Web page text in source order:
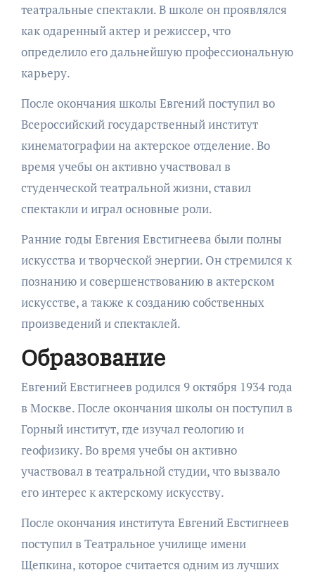
театральные спектакли. В школе он проявлялся
как одаренный актер и режиссер, что
определило его дальнейшую профессиональную
карьеру.
После окончания школы Евгений поступил во
Всероссийский государственный институт
кинематографии на актерское отделение. Во
время учебы он активно участвовал в
студенческой театральной жизни, ставил
спектакли и играл основные роли.
Ранние годы Евгения Евстигнеева были полны
искусства и творческой энергии. Он стремился к
познанию и совершенствованию в актерском
искусстве, а также к созданию собственных
произведений и спектаклей.
Образование
Евгений Евстигнеев родился 9 октября 1934 года
в Москве. После окончания школы он поступил в
Горный институт, где изучал геологию и
геофизику. Во время учебы он активно
участвовал в театральной студии, что вызвало
его интерес к актерскому искусству.
После окончания института Евгений Евстигнеев
поступил в Театральное училище имени
Щепкина, которое считается одним из лучших